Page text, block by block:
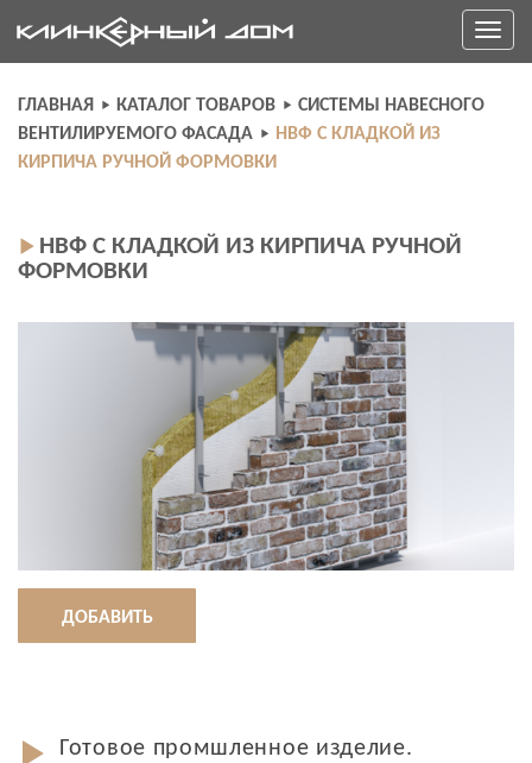
to
content
Toggle
ГЛАВНАЯ КАТАЛОГ ТОВАРОВ
СИСТЕМЫ НАВЕСНОГО
ВЕНТИЛИРУЕМОГО ФАСАДА
НВФ С КЛАДКОЙ ИЗ
КИРПИЧА РУЧНОЙ ФОРМОВКИ
НВФ С КЛАДКОЙ ИЗ КИРПИЧА РУЧНОЙ
ФОРМОВКИ
ДОБАВИТЬ
Готовое промшленное изделие.